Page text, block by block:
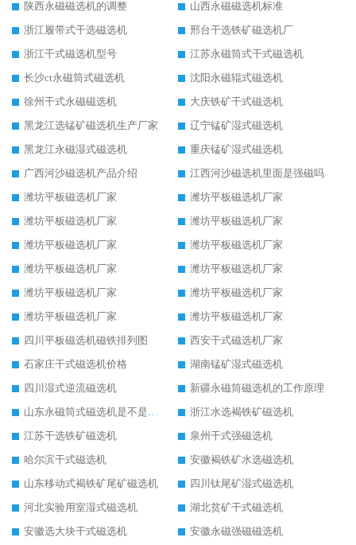
陕西永磁磁选机的调整
山西永磁磁选机标准
浙江履带式干选磁选机
邢台干选铁矿磁选机厂
浙江干式磁选机型号
江苏永磁筒式干式磁选机
长沙ct永磁筒式磁选机
沈阳永磁辊式磁选机
徐州干式永磁磁选机
大庆铁矿干式磁选机
黑龙江选锰矿磁选机生产厂家
辽宁锰矿湿式磁选机
黑龙江永磁湿式磁选机
重庆锰矿湿式磁选机
广西河沙磁选机产品介绍
江西河沙磁选机里面是强磁吗
潍坊平板磁选机厂家
潍坊平板磁选机厂家
潍坊平板磁选机厂家
潍坊平板磁选机厂家
潍坊平板磁选机厂家
潍坊平板磁选机厂家
潍坊平板磁选机厂家
潍坊平板磁选机厂家
潍坊平板磁选机厂家
潍坊平板磁选机厂家
潍坊平板磁选机厂家
潍坊平板磁选机厂家
四川平板磁选机磁铁排列图
西安干式磁选机厂家
石家庄干式磁选机价格
湖南锰矿湿式磁选机
四川湿式逆流磁选机
新疆永磁筒磁选机的工作原理
山东永磁筒式磁选机是不是强磁
浙江水选褐铁矿磁选机
江苏干选铁矿磁选机
泉州干式强磁选机
哈尔滨干式磁选机
安徽褐铁矿水选磁选机
山东移动式褐铁矿尾矿磁选机
四川钛尾矿湿式磁选机
河北实验用室湿式磁选机
湖北贫矿干式磁选机
安徽选大块干式磁选机
安徽永磁强磁磁选机